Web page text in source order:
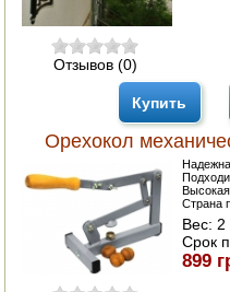
Отзывов (0)
Купить
Орехокол
Высокая
Страна
Вес: 2
Срок
899